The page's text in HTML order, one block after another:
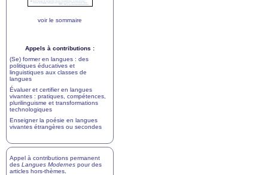
voir le sommaire
Appels à contributions :
(Se) former en langues : des
politiques éducatives et
linguistiques aux classes de
langues
Évaluer et certifier en langues
vivantes : pratiques, compétences,
plurilinguisme et transformations
technologiques
Enseigner la poésie en langues
vivantes étrangères ou secondes
Appel à contributions permanent
des Langues Modernes pour des
articles hors-thèmes